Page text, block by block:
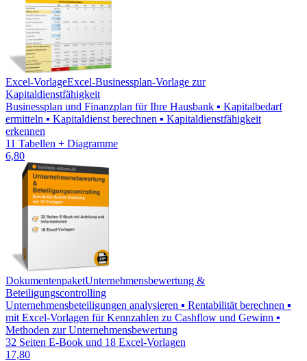
Excel-VorlageExcel-Businessplan-Vorlage zur
Kapitaldienstfähigkeit
Businessplan und Finanzplan für Ihre Hausbank ▪ Kapitalbedarf
ermitteln ▪ Kapitaldienst berechnen ▪ Kapitaldienstfähigkeit
erkennen
11 Tabellen + Diagramme
6,80
DokumentenpaketUnternehmensbewertung &
Beteiligungscontrolling
Unternehmensbeteiligungen analysieren ▪ Rentabilität berechnen ▪
mit Excel-Vorlagen für Kennzahlen zu Cashflow und Gewinn ▪
Methoden zur Unternehmensbewertung
32 Seiten E-Book und 18 Excel-Vorlagen
17,80